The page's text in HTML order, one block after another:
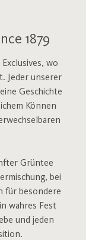
1879
wo
Jeder unserer
Geschichte
Können
Grüntee
bei
für besondere
wahres Fest
und jeden